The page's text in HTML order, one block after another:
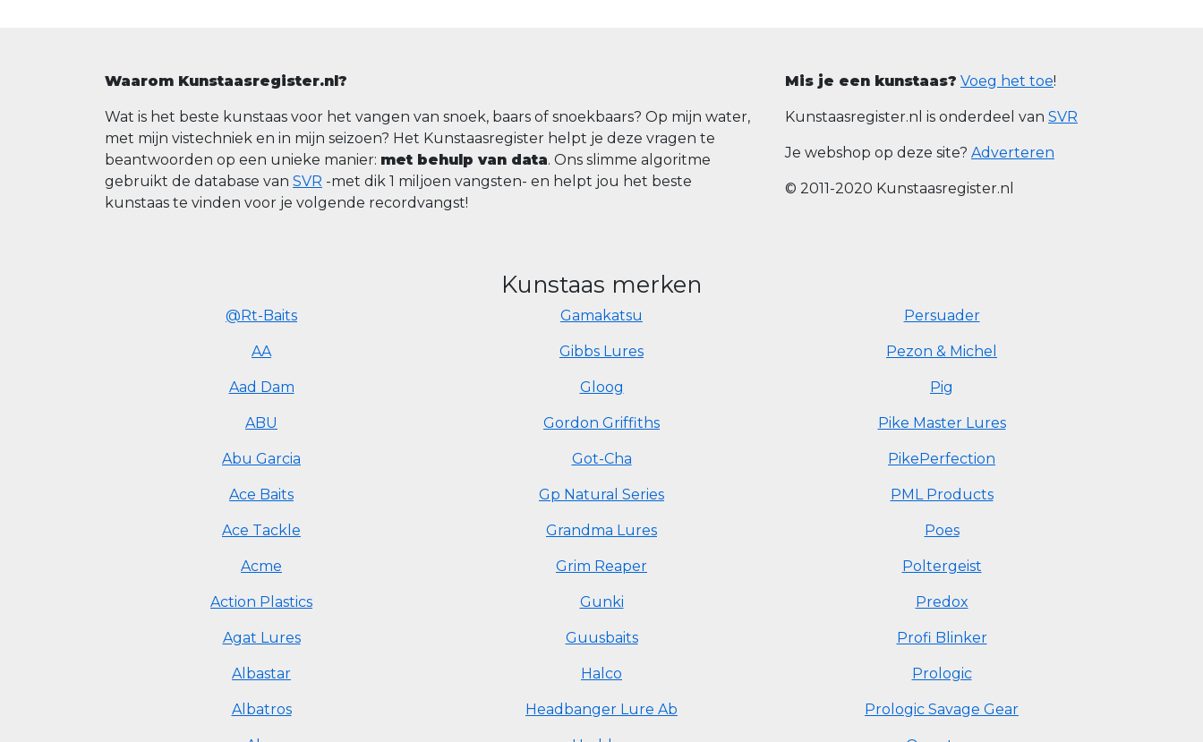
Waarom Kunstaasregister.nl?
Wat is het beste kunstaas voor het vangen van snoek, baars of snoekbaars? Op mijn water,
met mijn vistechniek en in mijn seizoen? Het Kunstaasregister helpt je deze vragen te
beantwoorden op een unieke manier: met behulp van data. Ons slimme algoritme
gebruikt de database van SVR -met dik 1 miljoen vangsten- en helpt jou het beste
kunstaas te vinden voor je volgende recordvangst!
Mis je een kunstaas? Voeg het toe!
Kunstaasregister.nl is onderdeel van SVR
Je webshop op deze site? Adverteren
© 2011-2020 Kunstaasregister.nl
Kunstaas merken
@Rt-Baits
AA
Aad Dam
ABU
Abu Garcia
Ace Baits
Ace Tackle
Acme
Action Plastics
Agat Lures
Albastar
Albatros
Gamakatsu
Gibbs Lures
Gloog
Gordon Griffiths
Got-Cha
Gp Natural Series
Grandma Lures
Grim Reaper
Gunki
Guusbaits
Halco
Headbanger Lure Ab
Persuader
Pezon & Michel
Pig
Pike Master Lures
PikePerfection
PML Products
Poes
Poltergeist
Predox
Profi Blinker
Prologic
Prologic Savage Gear